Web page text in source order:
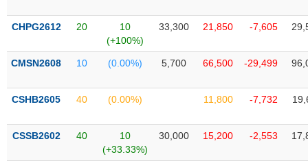
CHPG2612 20
10
(+100%)
33,300 21,850 -7,605
CMSN2608 10 (0.00%) 5,700 66,500 -29,499
CSHB2605 40 (0.00%) 11,800 -7,732
CSSB2602 40
10
(+33.33%)
30,000 15,200 -2,553
(-)
SECTOR
NĂNG